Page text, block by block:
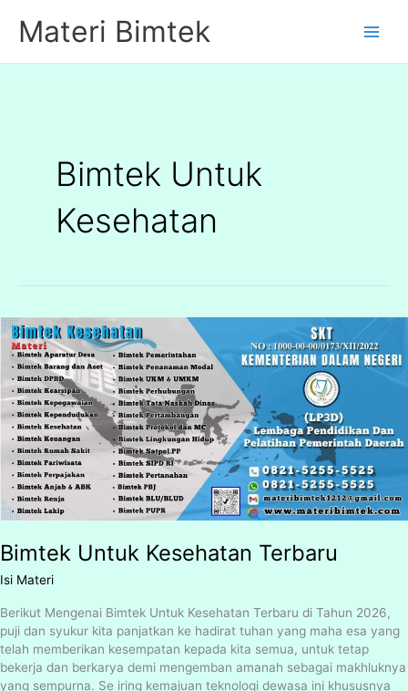
kontenMateri Bimtek
Bimtek Untuk
Kesehatan
Bimtek Untuk Kesehatan Terbaru
Isi Materi
Berikut Mengenai Bimtek Untuk Kesehatan Terbaru di Tahun 2026,
puji dan syukur kita panjatkan ke hadirat tuhan yang maha esa yang
telah memberikan kesempatan kepada kita semua, untuk tetap
bekerja dan berkarya demi mengemban amanah sebagai makhluknya
yang sempurna. Se iring kemajuan teknologi dewasa ini khususnya
Bimtek
Untuk
Kesehatan
Terbaru